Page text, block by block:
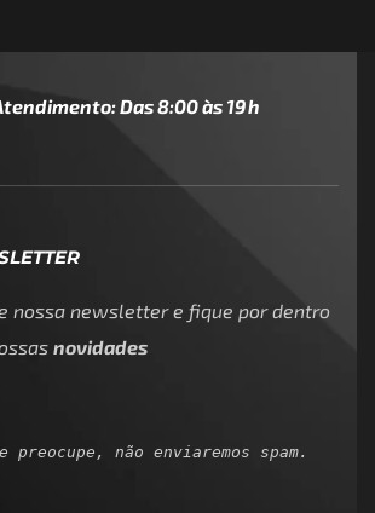
Das 8:00 às 19h
nossa newsletter e fique por dentro
novidades
preocupe, não enviaremos spam.